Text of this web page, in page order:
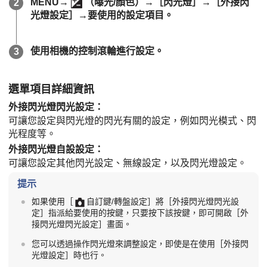
MENU → （曝光/顏色）→ ［閃光燈］ →
［外接閃
光燈設定］
→要使用的設定項目。
使用相機的控制滾輪進行設定。
選單項目詳細資訊
外接閃光燈閃光設定 ：
可讓您設定與閃光燈的閃光有關的設定，例如閃光模式、閃
光程度等。
外接閃光燈自設設定 ：
可讓您設定其他閃光設定、無線設定，以及閃光燈設定。
提示
如果使用 自訂鍵/轉盤設定］將 ［外接閃光燈閃光設
定］ 指派給要使用的按鍵，只要按下該按鍵，即可開啟［外
接閃光燈閃光設定］ 畫面。
您可以透過操作閃光燈來調整設定，即使是在使用
［外接閃
光燈設定］
時也行。